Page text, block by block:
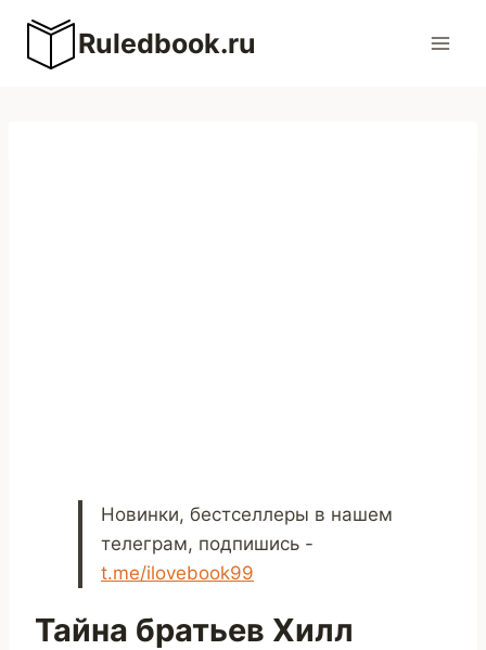
Перейти
содержимому
Ruledbook.ru
Новинки, бестселлеры в нашем
телеграм, подпишись -
t.me/ilovebook99
Тайна братьев Хилл